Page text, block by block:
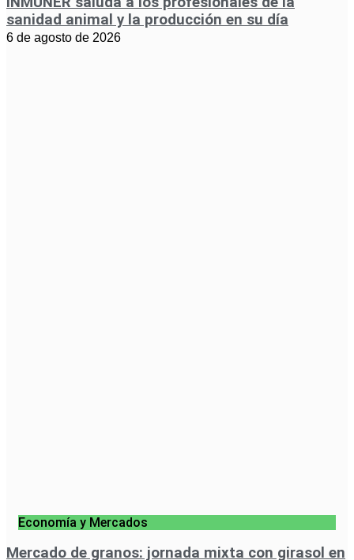
sanidad animal y la producción en su día
6 de agosto de 2026
Economía y Mercados
Mercado de granos: jornada mixta con girasol en